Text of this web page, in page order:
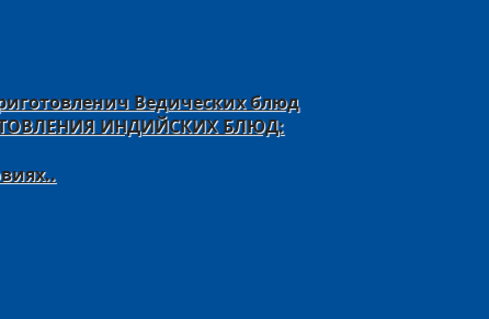
Ведических блюд
ИНДИЙСКИХ БЛЮД: